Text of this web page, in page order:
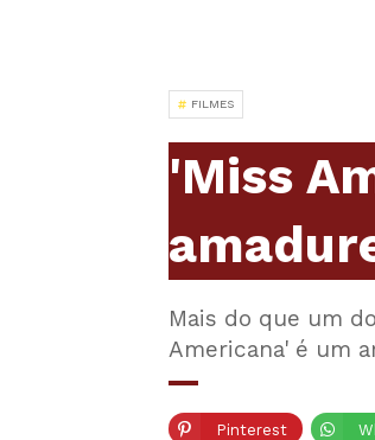
FILMES
'Miss
Mais do que um
Americana' é um
Pinterest